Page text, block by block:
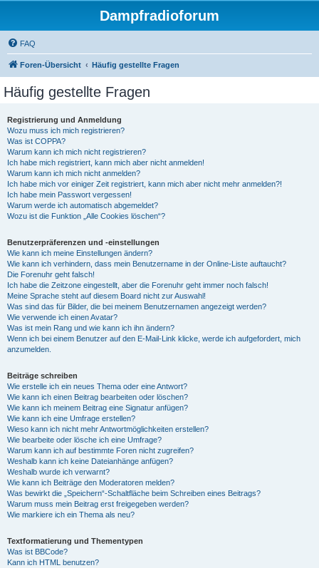
Dampfradioforum
FAQ
Foren-Übersicht Häufig gestellte Fragen
Häufig gestellte Fragen
Registrierung und Anmeldung
Wozu muss ich mich registrieren?
Was ist COPPA?
Warum kann ich mich nicht registrieren?
Ich habe mich registriert, kann mich aber nicht anmelden!
Warum kann ich mich nicht anmelden?
Ich habe mich vor einiger Zeit registriert, kann mich aber nicht mehr anmelden?!
Ich habe mein Passwort vergessen!
Warum werde ich automatisch abgemeldet?
Wozu ist die Funktion „Alle Cookies löschen“?
Benutzerpräferenzen und -einstellungen
Wie kann ich meine Einstellungen ändern?
Wie kann ich verhindern, dass mein Benutzername in der Online-Liste auftaucht?
Die Forenuhr geht falsch!
Ich habe die Zeitzone eingestellt, aber die Forenuhr geht immer noch falsch!
Meine Sprache steht auf diesem Board nicht zur Auswahl!
Was sind das für Bilder, die bei meinem Benutzernamen angezeigt werden?
Wie verwende ich einen Avatar?
Was ist mein Rang und wie kann ich ihn ändern?
Wenn ich bei einem Benutzer auf den E-Mail-Link klicke, werde ich aufgefordert, mich
anzumelden.
Beiträge schreiben
Wie erstelle ich ein neues Thema oder eine Antwort?
Wie kann ich einen Beitrag bearbeiten oder löschen?
Wie kann ich meinem Beitrag eine Signatur anfügen?
Wie kann ich eine Umfrage erstellen?
Wieso kann ich nicht mehr Antwortmöglichkeiten erstellen?
Wie bearbeite oder lösche ich eine Umfrage?
Warum kann ich auf bestimmte Foren nicht zugreifen?
Weshalb kann ich keine Dateianhänge anfügen?
Weshalb wurde ich verwarnt?
Wie kann ich Beiträge den Moderatoren melden?
Was bewirkt die „Speichern“-Schaltfläche beim Schreiben eines Beitrags?
Warum muss mein Beitrag erst freigegeben werden?
Wie markiere ich ein Thema als neu?
Textformatierung und Thementypen
Was ist BBCode?
Kann ich HTML benutzen?